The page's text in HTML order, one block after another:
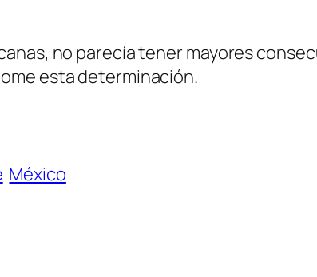
no parecía tener mayores
esta determinación.
México